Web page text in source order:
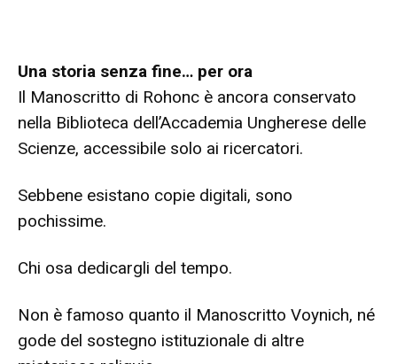
Una storia senza fine… per ora
Il Manoscritto di Rohonc è ancora conservato
nella Biblioteca dell’Accademia Ungherese delle
Scienze, accessibile solo ai ricercatori.
Sebbene esistano copie digitali, sono
pochissime.
Chi osa dedicargli del tempo.
Non è famoso quanto il Manoscritto Voynich, né
gode del sostegno istituzionale di altre